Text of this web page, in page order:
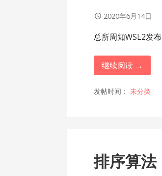
2020年6月14日
总所周知WSL2发
继续阅读 →
发帖时间：未分类
排序算法